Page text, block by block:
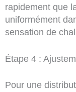
rapidement que
uniformément
sensation de
Étape 4 :
Pour une